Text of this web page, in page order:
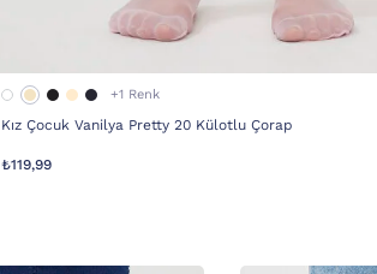
+1 Renk
Kız Çocuk Vanilya Pretty 20 Külotlu Çorap
₺119,99